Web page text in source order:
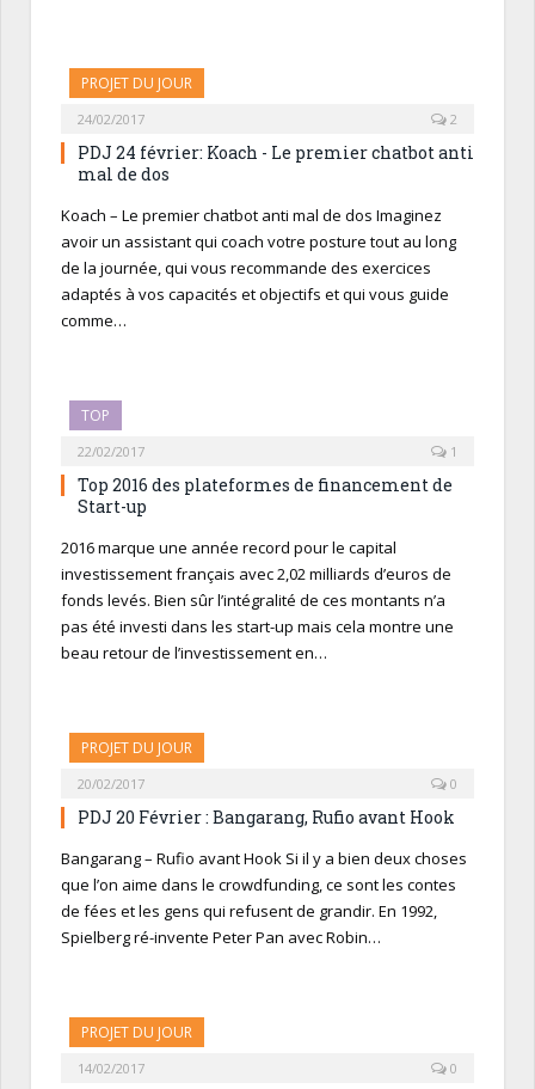
PROJET DU JOUR
24/02/2017 2
PDJ 24 février: Koach - Le premier chatbot anti
mal de dos
Koach – Le premier chatbot anti mal de dos Imaginez
avoir un assistant qui coach votre posture tout au long
de la journée, qui vous recommande des exercices
adaptés à vos capacités et objectifs et qui vous guide
comme…
TOP
22/02/2017 1
Top 2016 des plateformes de financement de
Start-up
2016 marque une année record pour le capital
investissement français avec 2,02 milliards d’euros de
fonds levés. Bien sûr l’intégralité de ces montants n’a
pas été investi dans les start-up mais cela montre une
beau retour de l’investissement en…
PROJET DU JOUR
20/02/2017 0
PDJ 20 Février : Bangarang, Rufio avant Hook
Bangarang – Rufio avant Hook Si il y a bien deux choses
que l’on aime dans le crowdfunding, ce sont les contes
de fées et les gens qui refusent de grandir. En 1992,
Spielberg ré-invente Peter Pan avec Robin…
PROJET DU JOUR
14/02/2017 0